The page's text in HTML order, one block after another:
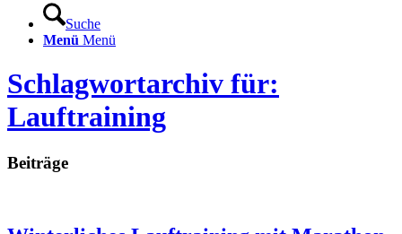
Suche
Menü Menü
Schlagwortarchiv für:
Lauftraining
Beiträge